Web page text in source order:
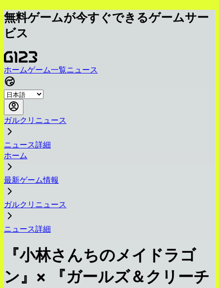
無料ゲームが今すぐできるゲームサー
ビス
ホームゲーム一覧ニュース
ガルクリニュース
ニュース詳細
ホーム
最新ゲーム情報
ガルクリニュース
ニュース詳細
『小林さんちのメイドラゴ
ン』× 『ガールズ＆クリーチ